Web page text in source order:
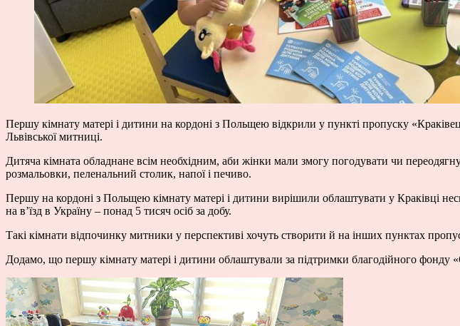
Першу кімнату матері і дитини на кордоні з Польщею відкрили у пункті пропуску
Львівської митниці.
Дитяча кімната обладнане всім необхідним, аби жінки мали змогу погодувати чи
розмальовки, пеленальний столик, напої і печиво.
Першу на кордоні з Польщею кімнату матері і дитини вирішили облаштувати у Краківці
на в’їзд в Україну – понад 5 тисяч осіб за добу.
Такі кімнати відпочинку митники у перспективі хочуть створити й на інших пунктах
Додамо, що першу кімнату матері і дитини облаштували за підтримки благодійного фонду